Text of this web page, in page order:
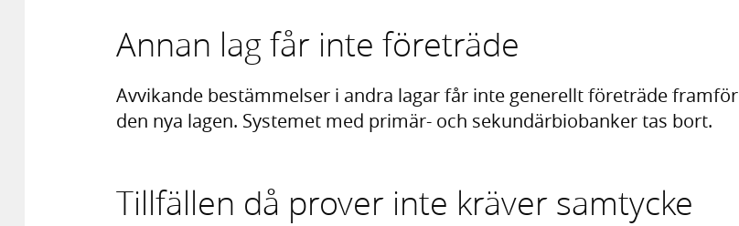
Annan lag får inte företräde
Avvikande bestämmelser i andra lagar får inte generellt företräde framför
den nya lagen. Systemet med primär- och sekundärbiobanker tas bort.
Tillfällen då prover inte kräver samtycke